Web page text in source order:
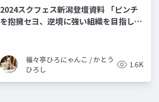
2024スクフェス新潟登壇資料 「ピンチ
を抱擁セヨ、逆境に強い組織を目指し
福々亭ひろにゃんこ / かとう
ひろし
1.6K